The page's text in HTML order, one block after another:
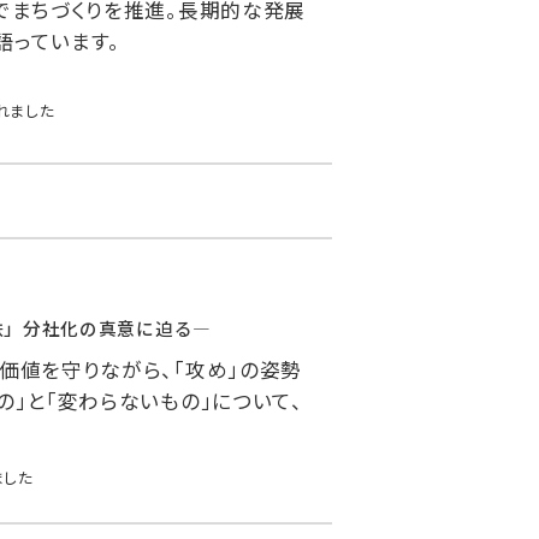
まちづくりを推進。長期的な発展
ています。
ました
」分社化の真意に迫る―
を守りながら、「攻め」の姿勢
と「変わらないもの」について、
た